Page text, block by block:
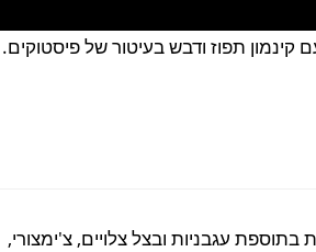
קינמון תפוז ודבש בעיטור של פיסטוקים.
עגבניות ובצל צלויים, צ'ימצורי,